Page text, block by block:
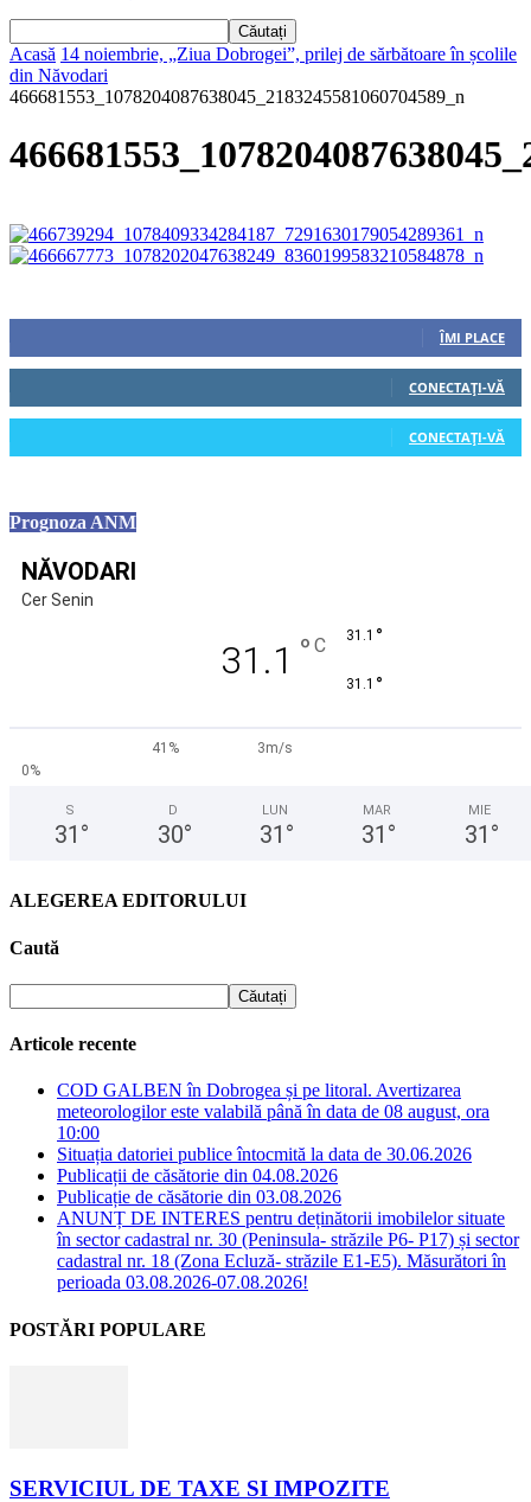
Acasă 14 noiembrie, „Ziua Dobrogei”, prilej de sărbătoare în școlile
din Năvodari
466681553_1078204087638045_2183245581060704589_n
ÎMI PLACE
CONECTAȚI-VĂ
CONECTAȚI-VĂ
Prognoza ANM
NĂVODARI
Cer Senin
31.1 ° C 31.1 °
31.1 °
41%
3m/s
0%
S
31 °
D
30°
LUN
31 °
MAR
31 °
MIE
31 °
ALEGEREA EDITORULUI
Caută
Articole recente
COD GALBEN în Dobrogea și pe litoral. Avertizarea
meteorologilor este valabilă până în data de 08 august, ora
10:00
Situația datoriei publice întocmită la data de 30.06.2026
Publicații de căsătorie din 04.08.2026
Publicație de căsătorie din 03.08.2026
ANUNȚ DE INTERES pentru deținătorii imobilelor situate
în sector cadastral nr. 30 (Peninsula- străzile P6- P17) și sector
cadastral nr. 18 (Zona Ecluză- străzile E1-E5). Măsurători în
perioada 03.08.2026-07.08.2026!
POSTĂRI POPULARE
SERVICIUL DE TAXE SI IMPOZITE